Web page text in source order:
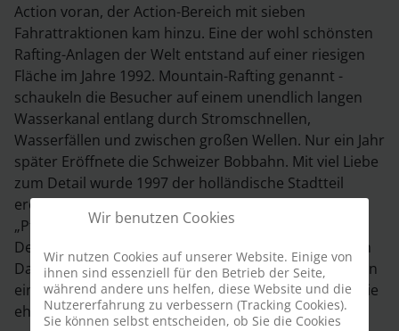
Action voran, der Action-Bereich mit sieben
Fahrattraktionen kam hinzu. Eine der wohl schönsten
Rafting-Anlagen der Welt entstand auf einer riesigen
Fläche im Jahre 1992. Mountain-Rafting genannt -
schaukeln die Besucher auf einem unendlich langen
Wasserkanal entlang durch Stromschnellen,
Wasserfällen und zwischen großen Wellen. Nur ein Jahr
später Eröffnete die Schweizer Bobbahn. Mit viel Liebe
zum Detail wurde 1997 der holländische Stadtteil
eröffnet. Sieben Jahre lang kämpften dort
„Pfahlhocker“ um den längsten Sitzrekord der Welt.
Der Rekord liegt bei 196 Tagen, aufgestellt vom Polen
Daniel Baranuiak. Limit, die erste Anlange dieser Art in
einem deutschen Freizeitpark begeistert die Gäste wie
eh und je.
Wir benutzen Cookies
Wir nutzen Cookies auf unserer Website. Einige von
ihnen sind essenziell für den Betrieb der Seite,
während andere uns helfen, diese Website und die
Nutzererfahrung zu verbessern (Tracking Cookies).
Sie können selbst entscheiden, ob Sie die Cookies